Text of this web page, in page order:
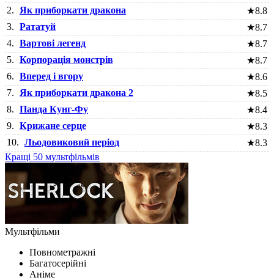
2.
Як приборкати дракона ★8.8
3. Рататуй ★8.7
4. Вартові легенд ★8.7
5. Корпорація монстрів ★8.7
6. Вперед і вгору ★8.6
7.
Як приборкати дракона 2 ★8.5
8. Панда Кунг-Фу ★8.4
9. Крижане серце ★8.3
10. Льодовиковий період ★8.3
Кращі 50 мультфільмів
Мультфільми
Повнометражні
Багатосерійні
Аніме